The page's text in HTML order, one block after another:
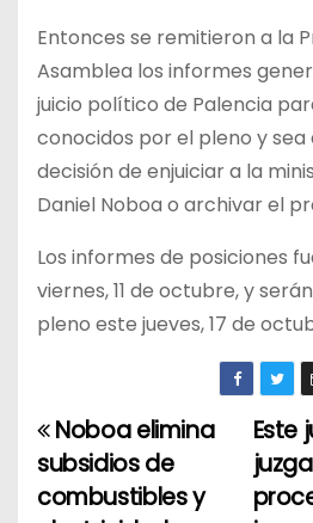
Entonces se remitieron a la
Asamblea los informes
juicio político de Palencia
conocidos por el pleno y
decisión de enjuiciar a la
Daniel Noboa o archivar el
Los informes de posiciones
viernes, 11 de octubre, y
pleno este jueves, 17 de
N
a
Este
Noboa elimina
subsidios de
combustibles y